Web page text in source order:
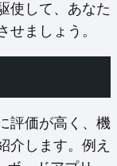
使して、あなた
ましょう。
評価が高く、機
介します。例え